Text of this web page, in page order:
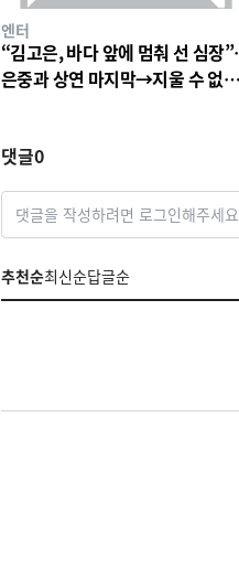
엔터
“김고은, 바다 앞에 멈춰 선 심장
은중과 상연 마지막→지울 수 없는
댓글0
댓글을 작성하려면 로그인해주세요
추천순최신순답글순